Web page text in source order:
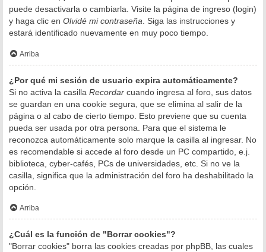
puede desactivarla o cambiarla. Visite la página de ingreso (login)
y haga clic en Olvidé mi contraseña. Siga las instrucciones y
estará identificado nuevamente en muy poco tiempo.
Arriba
¿Por qué mi sesión de usuario expira automáticamente?
Si no activa la casilla Recordar cuando ingresa al foro, sus datos
se guardan en una cookie segura, que se elimina al salir de la
página o al cabo de cierto tiempo. Esto previene que su cuenta
pueda ser usada por otra persona. Para que el sistema le
reconozca automáticamente solo marque la casilla al ingresar. No
es recomendable si accede al foro desde un PC compartido, e.j.
biblioteca, cyber-cafés, PCs de universidades, etc. Si no ve la
casilla, significa que la administración del foro ha deshabilitado la
opción.
Arriba
¿Cuál es la función de "Borrar cookies"?
"Borrar cookies" borra las cookies creadas por phpBB, las cuales